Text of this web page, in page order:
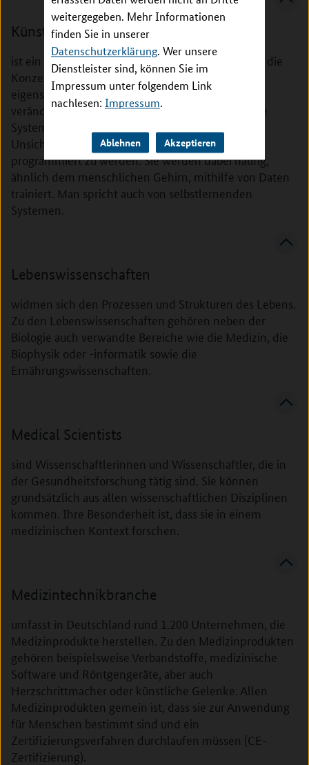
weitergegeben. Mehr Informationen
finden Sie in unserer
Datenschutzerklärung. Wer unsere
Dienstleister sind, können Sie im
Impressum unter folgendem Link
nachlesen: Impressum.
Ablehnen Akzeptieren
Künstliche Intelligenz
ist ein Teilgebiet der Informatik. Dabei geht es um die
Konzeption technischer Systeme, die Probleme
eigenständig bearbeiten und sich dabei selbst auf
veränderte Bedingungen einstellen können. Diese
Systeme haben die Eigenschaft zu lernen und mit
Unsicherheiten umzugehen, statt klassisch
programmiert zu werden. Sie werden dabei häufig,
ähnlich dem menschlichen Gehirn, mithilfe von Daten
trainiert. Man spricht auch von selbstlernenden
Systemen.
Lebenswissenschaften
widmen sich den Prozessen und Strukturen des Lebens.
Zu den Lebenswissenschaften gehören neben der
Biologie auch verwandte Bereiche wie die Medizin, die
Biophysik oder -informatik sowie die
Ernährungswissenschaften.
Medical Scientists
sind Wissenschaftlerinnen und Wissenschaftler, die in
der Gesundheitsforschung tätig sind. Sie können
grundsätzlich aus allen wissenschaftlichen Disziplinen
kommen. Ihre Besonderheit ist, dass sie in einem
medizinischen Kontext forschen.
Medizintechnikbranche
umfasst in Deutschland rund 1.200 Unternehmen, die
Medizinprodukte herstellen. Zu den Medizinprodukten
gehören beispielsweise Verbandstoffe, medizinische
Software und Röntgengeräte, aber auch
Herzschrittmacher oder künstliche Gelenke. Allen
Medizinprodukten gemein ist, dass sie zur Anwendung
für Menschen bestimmt sind und ein
Zertifizierungsverfahren durchlaufen müssen (CE-
Zertifizierung).